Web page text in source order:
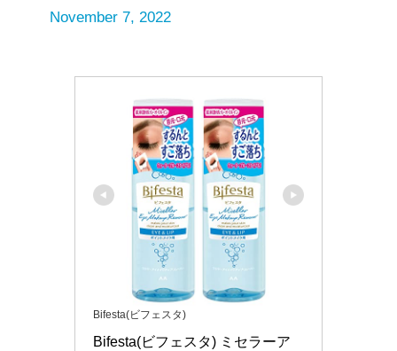
November 7, 2022
Bifesta(ビフェスタ)
Bifesta(ビフェスタ) ミセラーア